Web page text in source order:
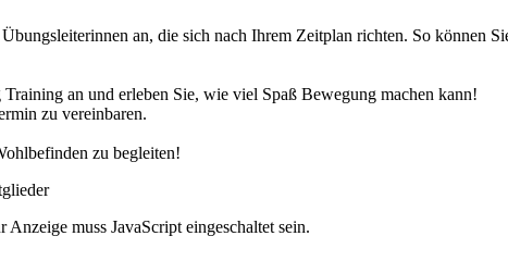
an, die sich nach Ihrem Zeitplan richten. So können Si
Training an und erleben Sie, wie viel Spaß Bewegung machen kann!
rmin zu vereinbaren.
ohlbefinden zu begleiten!
muss JavaScript eingeschaltet sein.